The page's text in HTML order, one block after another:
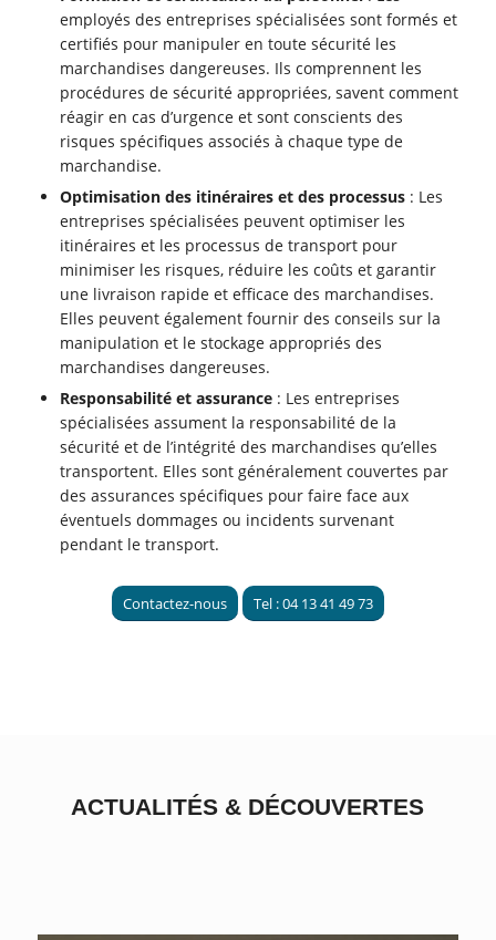
employés des entreprises spécialisées sont formés et
certifiés pour manipuler en toute sécurité les
marchandises dangereuses. Ils comprennent les
procédures de sécurité appropriées, savent comment
réagir en cas d’urgence et sont conscients des
risques spécifiques associés à chaque type de
marchandise.
Optimisation des itinéraires et des processus : Les
entreprises spécialisées peuvent optimiser les
itinéraires et les processus de transport pour
minimiser les risques, réduire les coûts et garantir
une livraison rapide et efficace des marchandises.
Elles peuvent également fournir des conseils sur la
manipulation et le stockage appropriés des
marchandises dangereuses.
Responsabilité et assurance : Les entreprises
spécialisées assument la responsabilité de la
sécurité et de l’intégrité des marchandises qu’elles
transportent. Elles sont généralement couvertes par
des assurances spécifiques pour faire face aux
éventuels dommages ou incidents survenant
pendant le transport.
Contactez-nous Tel : 04 13 41 49 73
ACTUALITÉS & DÉCOUVERTES